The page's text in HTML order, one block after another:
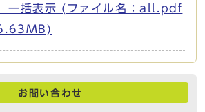
一括表示 (ファイル名：all.pdf
お問い合わせ